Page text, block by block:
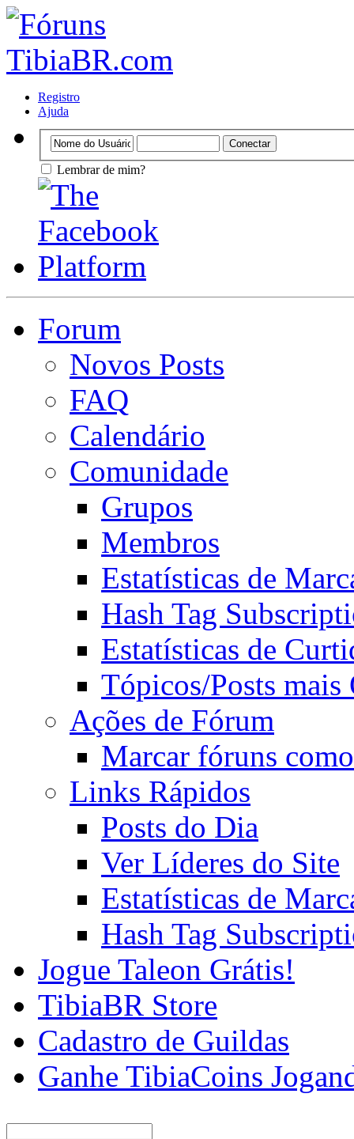
Registro
Ajuda
Lembrar de mim?
Forum
Novos Posts
FAQ
Calendário
Comunidade
Grupos
Membros
Estatísticas de
Hash Tag
Estatísticas de
Tópicos/Posts mais
Ações de Fórum
Marcar fóruns
Links Rápidos
Posts do Dia
Ver Líderes do Site
Estatísticas de
Hash Tag
Jogue Taleon Grátis!
TibiaBR Store
Cadastro de Guildas
Ganhe TibiaCoins